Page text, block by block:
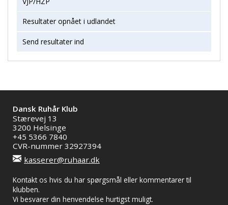
Resultater opnået i udlandet
Send resultater ind
Dansk Ruhår Klub
Stærevej 13
3200 Helsinge
+45 5366 7840
CVR-nummer 32927394
kasserer@ruhaar.dk
Kontakt os hvis du har spørgsmål eller kommentarer til
klubben.
Vi besvarer din henvendelse hurtigst muligt.